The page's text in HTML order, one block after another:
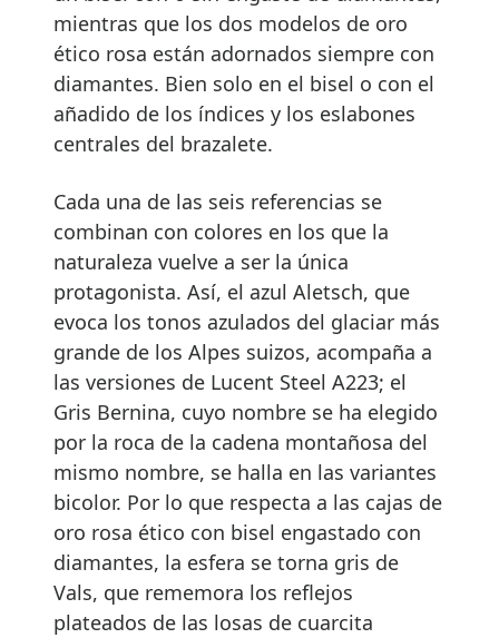
mientras que los dos modelos de oro
ético rosa están adornados siempre con
diamantes. Bien solo en el bisel o con el
añadido de los índices y los eslabones
centrales del brazalete.
Cada una de las seis referencias se
combinan con colores en los que la
naturaleza vuelve a ser la única
protagonista. Así, el azul Aletsch, que
evoca los tonos azulados del glaciar más
grande de los Alpes suizos, acompaña a
las versiones de Lucent Steel A223; el
Gris Bernina, cuyo nombre se ha elegido
por la roca de la cadena montañosa del
mismo nombre, se halla en las variantes
bicolor. Por lo que respecta a las cajas de
oro rosa ético con bisel engastado con
diamantes, la esfera se torna gris de
Vals, que rememora los reflejos
plateados de las losas de cuarcita